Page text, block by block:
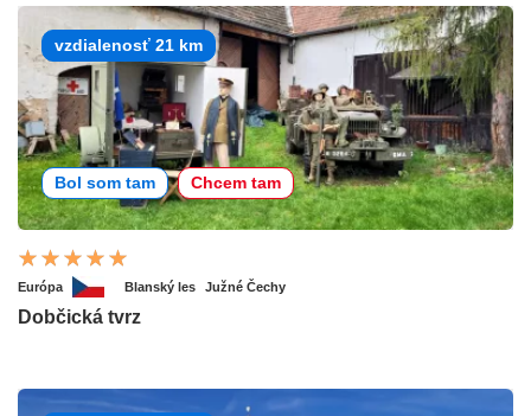
vzdialenosť 21 km
Bol som tam Chcem tam
Európa Blanský les Južné Čechy
Dobčická tvrz